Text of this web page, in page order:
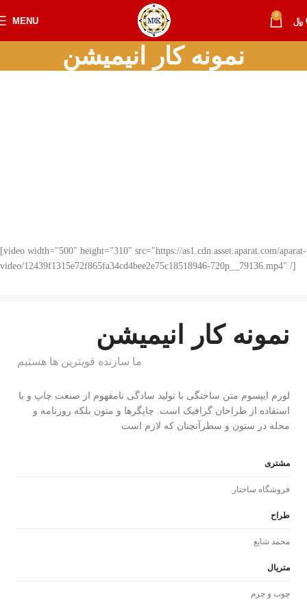
MENU
0
﷼
نمونه کار انیمیشن
[video width="500" height="310" src="https://as1.cdn.asset.aparat.com/aparat-
video/12439f1315e72f865fa34cd4bee2e75c18518946-720p__79136.mp4" /]
نمونه کار انیمیشن
ما سازنده قویترین ها هستیم
لورم ایپسوم متن ساختگی با تولید سادگی نامفهوم از صنعت چاپ و با
استفاده از طراحان گرافیک است. چاپگرها و متون بلکه روزنامه و
مجله در ستون و سطرآنچنان که لازم است
مشتری
فروشگاه ساختار
طراح
محمد شایع
متریال
چوب و چرم